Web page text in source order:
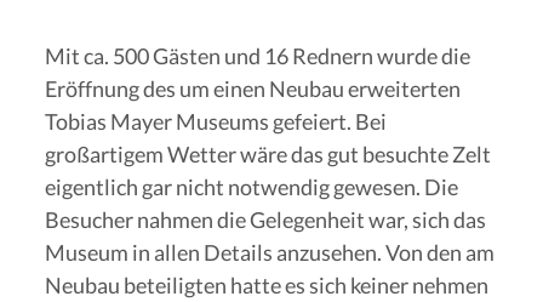
Mit ca. 500 Gästen und 16 Rednern wurde die
Eröffnung des um einen Neubau erweiterten
Tobias Mayer Museums gefeiert. Bei
großartigem Wetter wäre das gut besuchte Zelt
eigentlich gar nicht notwendig gewesen. Die
Besucher nahmen die Gelegenheit war, sich das
Museum in allen Details anzusehen. Von den am
Neubau beteiligten hatte es sich keiner nehmen